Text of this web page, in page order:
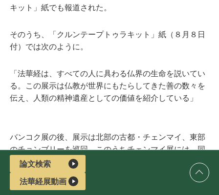
キット」紙でも報道された。
そのうち、「クルンテープトゥラキット」紙（８月８日
付）では次のように。
「法華経は、すべての人に具わる仏界の生命を説いてい
る。この展示は仏教が世界にもたらしてきた善の数々を
伝え、人類の精神遺産としての価値を紹介している」
バンコク展の後、展示は北部の古都・チェンマイ、東部
のチョンブリーを巡回。このうちチェンマイ展には、同
県のクワンチャイ副知事、フランス領事館関係者らが来
場。クワンチャイ副知事は「釈尊の深い智慧と慈悲があ
らわれた法華経は人類の遺産であり、平和思想の源で
論文検索
法華経展動画